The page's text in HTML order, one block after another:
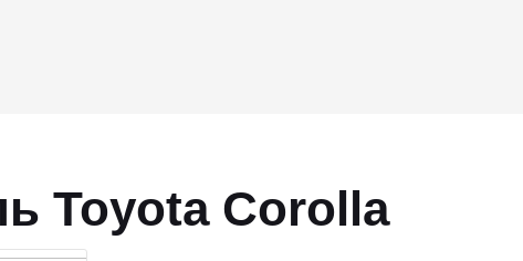
Toyota Corolla